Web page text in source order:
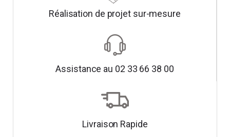
Réalisation de projet sur-mesure
Assistance au 02 33 66 38 00
Livraison Rapide